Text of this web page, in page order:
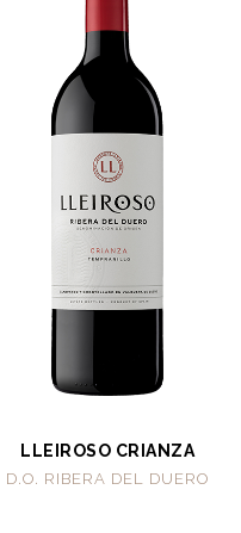
LLEIROSO CRIANZA
D.O. RIBERA DEL DUERO